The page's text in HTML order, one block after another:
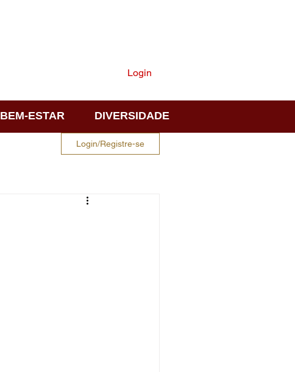
Login
BEM-ESTAR DIVERSIDADE
Login/Registre-se